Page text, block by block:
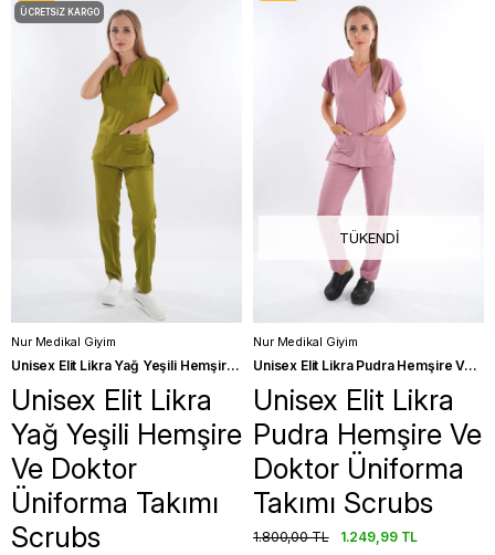
Nur Medikal Giyim
Unisex Elit Likra Yağ Yeşili Hemşire Ve Doktor Üniforma Takımı Scrubs
Unisex Elit Likra
Yağ Yeşili Hemşire
Ve Doktor
Üniforma Takımı
Scrubs
ÜCRETSIZ KARGO
TÜKENDI
Nur Medikal Giyim
Unisex Elit Likra Pudra Hemşire Ve Doktor Üniforma Takımı Scrubs
Unisex Elit Likra
Pudra Hemşire Ve
Doktor Üniforma
Takımı Scrubs
1.249,99 TL
1.800,00 TL